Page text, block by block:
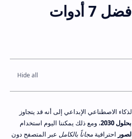
الاصطناعي: أفضل 7 أدوات
الاصطناعي الإبداعي إلى أنه قد يتجاوز
، ومع ذلك يمكننا اليوم استخدام
احترافية مجاناً بالكامل عبر المتصفح دون